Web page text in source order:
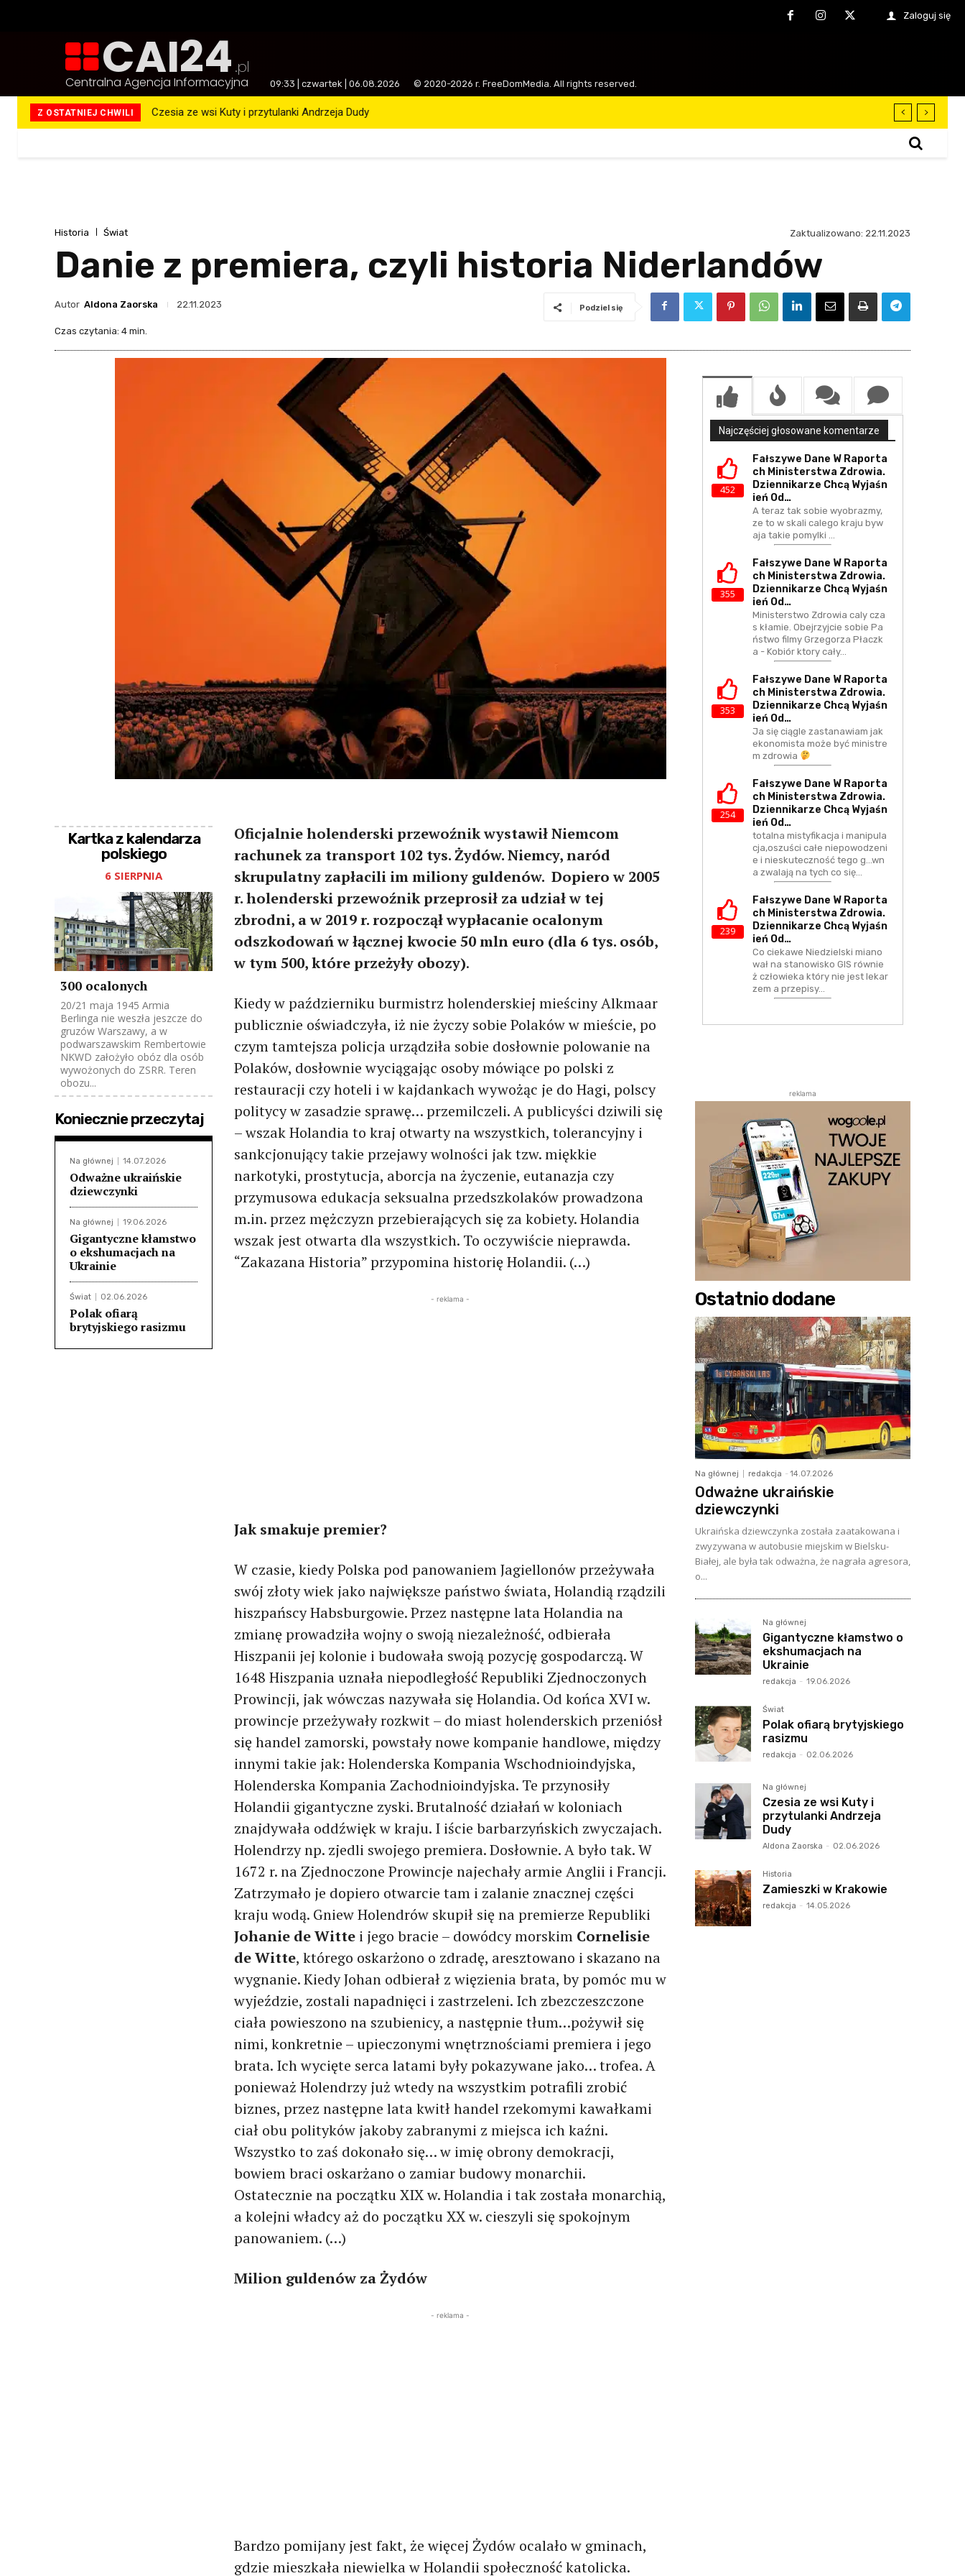
Zaloguj się
CAI24 .pl
Centralna Agencja Informacyjna 09:33 | czwartek | 06.08.2026 © 2020-2026 r. FreeDomMedia. All rights reserved.
Z OSTATNIEJ CHWILI Czesia ze wsi Kuty i przytulanki Andrzeja Dudy
Historia Świat Zaktualizowano: 22.11.2023
Danie z premiera, czyli historia Niderlandów
Autor Aldona Zaorska 22.11.2023 Podziel się
Czas czytania: 4 min.
Kartka z kalendarza
polskiego
6 SIERPNIA
300 ocalonych
20/21 maja 1945 Armia
Berlinga nie weszła jeszcze do
gruzów Warszawy, a w
podwarszawskim Rembertowie
NKWD założyło obóz dla osób
wywożonych do ZSRR. Teren
obozu...
Koniecznie przeczytaj
Na głównej 14.07.2026
Odważne ukraińskie
dziewczynki
Na głównej 19.06.2026
Gigantyczne kłamstwo
o ekshumacjach na
Ukrainie
Świat 02.06.2026
Polak ofiarą
brytyjskiego rasizmu
Oficjalnie holenderski przewoźnik wystawił Niemcom
rachunek za transport 102 tys. Żydów. Niemcy, naród
skrupulatny zapłacili im miliony guldenów. Dopiero w 2005
r. holenderski przewoźnik przeprosił za udział w tej
zbrodni, a w 2019 r. rozpoczął wypłacanie ocalonym
odszkodowań w łącznej kwocie 50 mln euro (dla 6 tys. osób,
w tym 500, które przeżyły obozy).
Kiedy w październiku burmistrz holenderskiej mieściny Alkmaar
publicznie oświadczyła, iż nie życzy sobie Polaków w mieście, po
czym tamtejsza policja urządziła sobie dosłownie polowanie na
Polaków, dosłownie wyciągając osoby mówiące po polski z
restauracji czy hoteli i w kajdankach wywożąc je do Hagi, polscy
politycy w zasadzie sprawę… przemilczeli. A publicyści dziwili się
– wszak Holandia to kraj otwarty na wszystkich, tolerancyjny i
sankcjonujący takie przejawy wolności jak tzw. miękkie
narkotyki, prostytucja, aborcja na życzenie, eutanazja czy
przymusowa edukacja seksualna przedszkolaków prowadzona
m.in. przez mężczyzn przebierających się za kobiety. Holandia
wszak jest otwarta dla wszystkich. To oczywiście nieprawda.
“Zakazana Historia” przypomina historię Holandii. (…)
- reklama -
Jak smakuje premier?
W czasie, kiedy Polska pod panowaniem Jagiellonów przeżywała
swój złoty wiek jako największe państwo świata, Holandią rządzili
hiszpańscy Habsburgowie. Przez następne lata Holandia na
zmianę prowadziła wojny o swoją niezależność, odbierała
Hiszpanii jej kolonie i budowała swoją pozycję gospodarczą. W
1648 Hiszpania uznała niepodległość Republiki Zjednoczonych
Prowincji, jak wówczas nazywała się Holandia. Od końca XVI w.
prowincje przeżywały rozkwit – do miast holenderskich przeniósł
się handel zamorski, powstały nowe kompanie handlowe, między
innymi takie jak: Holenderska Kompania Wschodnioindyjska,
Holenderska Kompania Zachodnioindyjska. Te przynosiły
Holandii gigantyczne zyski. Brutalność działań w koloniach
znajdywała oddźwięk w kraju. I iście barbarzyńskich zwyczajach.
Holendrzy np. zjedli swojego premiera. Dosłownie. A było tak. W
1672 r. na Zjednoczone Prowincje najechały armie Anglii i Francji.
Zatrzymało je dopiero otwarcie tam i zalanie znacznej części
kraju wodą. Gniew Holendrów skupił się na premierze Republiki
Johanie de Witte i jego bracie – dowódcy morskim Cornelisie
de Witte, którego oskarżono o zdradę, aresztowano i skazano na
wygnanie. Kiedy Johan odbierał z więzienia brata, by pomóc mu w
wyjeździe, zostali napadnięci i zastrzeleni. Ich zbezczeszczone
ciała powieszono na szubienicy, a następnie tłum…pożywił się
nimi, konkretnie – upieczonymi wnętrznościami premiera i jego
brata. Ich wycięte serca latami były pokazywane jako… trofea. A
ponieważ Holendrzy już wtedy na wszystkim potrafili zrobić
biznes, przez następne lata kwitł handel rzekomymi kawałkami
ciał obu polityków jakoby zabranymi z miejsca ich kaźni.
Wszystko to zaś dokonało się… w imię obrony demokracji,
bowiem braci oskarżano o zamiar budowy monarchii.
Ostatecznie na początku XIX w. Holandia i tak została monarchią,
a kolejni władcy aż do początku XX w. cieszyli się spokojnym
panowaniem. (…)
Milion guldenów za Żydów
- reklama -
Bardzo pomijany jest fakt, że więcej Żydów ocalało w gminach,
gdzie mieszkała niewielka w Holandii społeczność katolicka.
Najczęściej głosowane komentarze
452
Fałszywe Dane W Raporta
Ch Ministerstwa Zdrowia.
Dziennikarze Chcą Wyjaśn
Ień Od…
A teraz tak sobie wyobrazmy,
ze to w skali calego kraju byw
aja takie pomylki ...
355
Fałszywe Dane W Raporta
Ch Ministerstwa Zdrowia.
Dziennikarze Chcą Wyjaśn
Ień Od…
Ministerstwo Zdrowia caly cza
s kłamie. Obejrzyjcie sobie Pa
ństwo filmy Grzegorza Płaczk
a - Kobiór ktory cały…
353
Fałszywe Dane W Raporta
Ch Ministerstwa Zdrowia.
Dziennikarze Chcą Wyjaśn
Ień Od…
Ja się ciągle zastanawiam jak
ekonomista może być ministre
m zdrowia
254
Fałszywe Dane W Raporta
Ch Ministerstwa Zdrowia.
Dziennikarze Chcą Wyjaśn
Ień Od…
totalna mistyfikacja i manipula
cja,oszuści całe niepowodzeni
e i nieskuteczność tego g...wn
a zwalają na tych co się…
239
Fałszywe Dane W Raporta
Ch Ministerstwa Zdrowia.
Dziennikarze Chcą Wyjaśn
Ień Od…
Co ciekawe Niedzielski miano
wał na stanowisko GIS równie
ż człowieka który nie jest lekar
zem a przepisy…
reklama
Ostatnio dodane
Na głównej redakcja - 14.07.2026
Odważne ukraińskie
dziewczynki
Ukraińska dziewczynka została zaatakowana i
zwyzywana w autobusie miejskim w Bielsku-
Białej, ale była tak odważna, że nagrała agresora,
o...
Na głównej
Gigantyczne kłamstwo o
ekshumacjach na
Ukrainie
redakcja - 19.06.2026
Świat
Polak ofiarą brytyjskiego
rasizmu
redakcja - 02.06.2026
Na głównej
Czesia ze wsi Kuty i
przytulanki Andrzeja
Dudy
Aldona Zaorska - 02.06.2026
Historia
Zamieszki w Krakowie
redakcja - 14.05.2026